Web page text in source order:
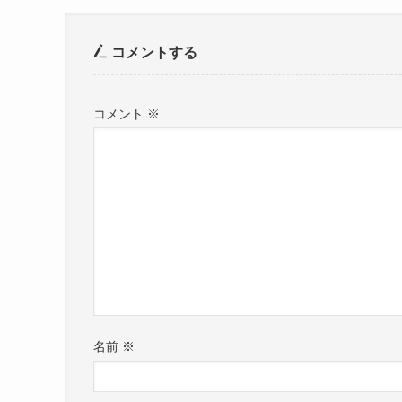
さらに現在は「るなぼう」と改名して、様々ジ
それ以前の名義が
同じ読みでの活動
コメントする
コメント ※
名前 ※